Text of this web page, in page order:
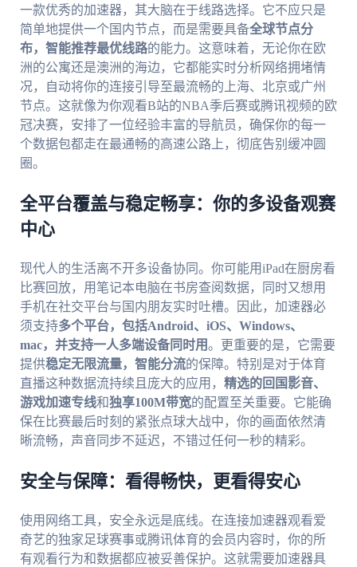
一款优秀的加速器，其大脑在于线路选择。它不应只是
简单地提供一个国内节点，而是需要具备全球节点分
布，智能推荐最优线路的能力。这意味着，无论你在欧
洲的公寓还是澳洲的海边，它都能实时分析网络拥堵情
况，自动将你的连接引导至最流畅的上海、北京或广州
节点。这就像为你观看B站的NBA季后赛或腾讯视频的欧
冠决赛，安排了一位经验丰富的导航员，确保你的每一
个数据包都走在最通畅的高速公路上，彻底告别缓冲圆
圈。
全平台覆盖与稳定畅享：你的多设备观赛
中心
现代人的生活离不开多设备协同。你可能用iPad在厨房看
比赛回放，用笔记本电脑在书房查阅数据，同时又想用
手机在社交平台与国内朋友实时吐槽。因此，加速器必
须支持多个平台，包括Android、iOS、Windows、
mac，并支持一人多端设备同时用。更重要的是，它需要
提供稳定无限流量，智能分流的保障。特别是对于体育
直播这种数据流持续且庞大的应用， 精选的回国影音、
游戏加速专线和独享100M带宽的配置至关重要。它能确
保在比赛最后时刻的紧张点球大战中，你的画面依然清
晰流畅，声音同步不延迟，不错过任何一秒的精彩。
安全与保障：看得畅快，更看得安心
使用网络工具，安全永远是底线。在连接加速器观看爱
奇艺的独家足球赛事或腾讯体育的会员内容时，你的所
有观看行为和数据都应被妥善保护。这就需要加速器具